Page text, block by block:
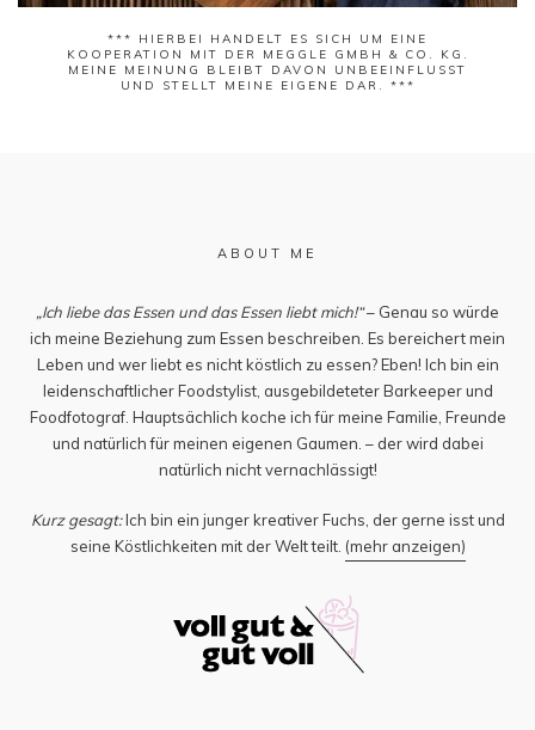
*** HIERBEI HANDELT ES SICH UM EINE
KOOPERATION MIT DER
MEGGLE GMBH & CO. KG .
MEINE MEINUNG BLEIBT DAVON UNBEEINFLUSST
UND STELLT MEINE EIGENE DAR. ***
ABOUT ME
„Ich liebe das Essen und das Essen liebt mich!“– Genau so würde
ich meine Beziehung zum Essen beschreiben. Es bereichert mein
Leben und wer liebt es nicht köstlich zu essen? Eben! Ich bin ein
leidenschaftlicher Foodstylist, ausgebildeteter Barkeeper und
Foodfotograf. Hauptsächlich koche ich für meine Familie, Freunde
und natürlich für meinen eigenen Gaumen. – der wird dabei
natürlich nicht vernachlässigt!
Kurz gesagt:Ich bin ein junger kreativer Fuchs, der gerne isst und
seine Köstlichkeiten mit der Welt teilt. (mehr anzeigen)